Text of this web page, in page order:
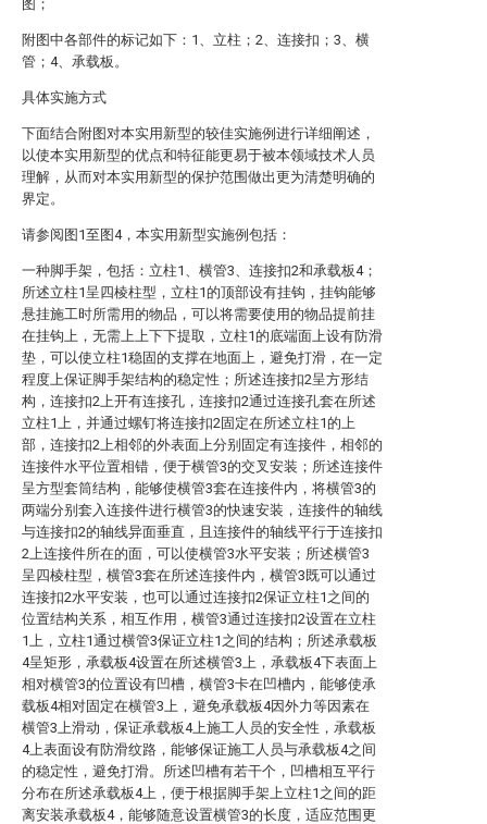
图；
附图中各部件的标记如下：1、立柱；2、连接扣；3、横
管；4、承载板。
具体实施方式
下面结合附图对本实用新型的较佳实施例进行详细阐述，
以使本实用新型的优点和特征能更易于被本领域技术人员
理解，从而对本实用新型的保护范围做出更为清楚明确的
界定。
请参阅图1至图4，本实用新型实施例包括：
一种脚手架，包括：立柱1、横管3、连接扣2和承载板4；
所述立柱1呈四棱柱型，立柱1的顶部设有挂钩，挂钩能够
悬挂施工时所需用的物品，可以将需要使用的物品提前挂
在挂钩上，无需上上下下提取，立柱1的底端面上设有防滑
垫，可以使立柱1稳固的支撑在地面上，避免打滑，在一定
程度上保证脚手架结构的稳定性；所述连接扣2呈方形结
构，连接扣2上开有连接孔，连接扣2通过连接孔套在所述
立柱1上，并通过螺钉将连接扣2固定在所述立柱1的上
部，连接扣2上相邻的外表面上分别固定有连接件，相邻的
连接件水平位置相错，便于横管3的交叉安装；所述连接件
呈方型套筒结构，能够使横管3套在连接件内，将横管3的
两端分别套入连接件进行横管3的快速安装，连接件的轴线
与连接扣2的轴线异面垂直，且连接件的轴线平行于连接扣
2上连接件所在的面，可以使横管3水平安装；所述横管3
呈四棱柱型，横管3套在所述连接件内，横管3既可以通过
连接扣2水平安装，也可以通过连接扣2保证立柱1之间的
位置结构关系，相互作用，横管3通过连接扣2设置在立柱
1上，立柱1通过横管3保证立柱1之间的结构；所述承载板
4呈矩形，承载板4设置在所述横管3上，承载板4下表面上
相对横管3的位置设有凹槽，横管3卡在凹槽内，能够使承
载板4相对固定在横管3上，避免承载板4因外力等因素在
横管3上滑动，保证承载板4上施工人员的安全性，承载板
4上表面设有防滑纹路，能够保证施工人员与承载板4之间
的稳定性，避免打滑。所述凹槽有若干个，凹槽相互平行
分布在所述承载板4上，便于根据脚手架上立柱1之间的距
离安装承载板4，能够随意设置横管3的长度，适应范围更